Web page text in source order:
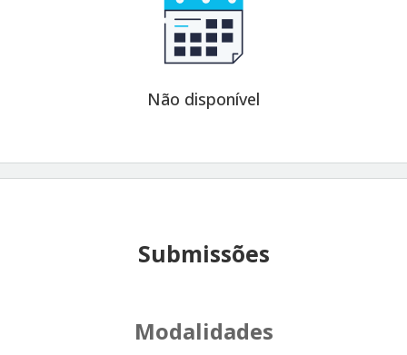
Não disponível
Submissões
Modalidades